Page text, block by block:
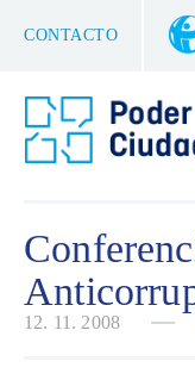
CONTACTO
12. 11. 2008